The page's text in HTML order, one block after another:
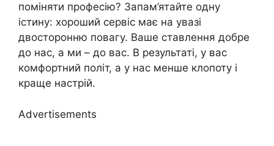
поміняти професію? Запам’ятайте одну
істину: хороший сервіс має на увазі
двосторонню повагу. Ваше ставлення добре
до нас, а ми – до вас. В результаті, у вас
комфортний політ, а у нас менше клопоту і
краще настрій.
Advertisements